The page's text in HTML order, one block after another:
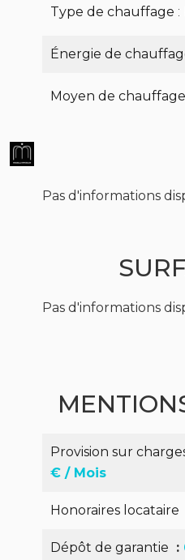
Type de chauffage
Énergie de
Moyen de chauffage
Pas d'informations
Pas d'informations
Provision sur
€ / Mois
Honoraires locataire
Dépôt de garantie